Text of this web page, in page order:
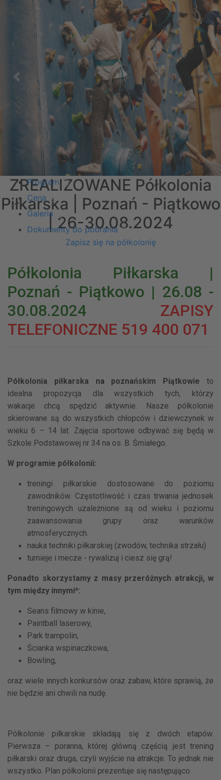
ZREALIZOWANE Półkolonia
Piłkarska | Poznań - Piątkowo
| 26-30.08.2024
Zapisz się na półkolonię
Previous
Program
Cena
Galeria
Dokumenty do pobrania
Półkolonia Piłkarska |
Poznań - Piątkowo | 26.08 -
30.08.2024 ZAPISY
TELEFONICZNE 519 400 071
Półkolonia piłkarska na poznańskim Piątkowie to
idealna propozycja dla wszystkich tych, którzy
wakacje chcą spędzić aktywnie. Nasze półkolonie
skierowane są do wszystkich chłopców i dziewczynek w
wieku 6 – 14 lat. Zajęcia sportowe odbywać się będą w
Szkole Podstawowej nr 34 na os. B. Śmiałego.
W programie półkolonii:
treningi piłkarskie dostosowane do poziomu
zawodników. Częstotliwość i czas trwania jednosek
treningowych uzależnione są od wieku i poziomu
zaawansowania grupy oraz warunków
atmosferycznych.
nauka techniki piłkarskiej (zwodów, technika strzału)
turnieje i mecze - rywalizuj i ciesz się grą!
Ponadto skorzystamy z masy przeróżnych atrakcji, w
tym między innymi*:
Seans filmowy w kinie,
Paintball laserowy,
Park trampolin,
​Ścianka wspinaczkowa,
Bowling,
oraz wiele innych konkursów oraz zabaw, które sprawią, że
nie będzie ani chwili na nudę.
Półkolonie piłkarskie składają się z dwóch etapów.
Pierwsza – poranna, której główną częścią jest trening
piłkarski oraz druga, czyli wyjście na atrakcje. To jednak nie
wszystko. Plan półkolonii prezentuje się następująco: